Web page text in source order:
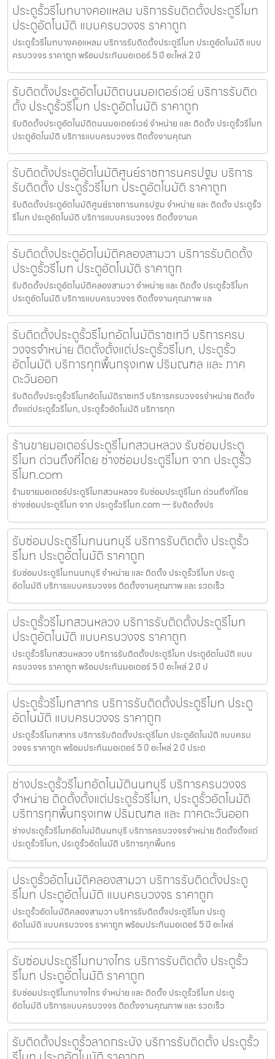
ประตูรั้วรีโมทบางคอแหลม บริการรับติดตั้งประตูรีโมท
ประตูอัตโนมัติ แบบครบวงจร ราคาถูก
ประตูรั้วรีโมทบางคอแหลม บริการรับติดตั้งประตูรีโมท ประตูอัตโนมัติ แบบ
ครบวงจร ราคาถูก พร้อมประกันมอเตอร์ 5 ปี อะไหล่ 2 ปี
รับติดตั้งประตูอัตโนมัติถนนมอเตอร์เวย์ บริการรับติด
ตั้ง ประตูรั้วรีโมท ประตูอัตโนมัติ ราคาถูก
รับติดตั้งประตูอัตโนมัติถนนมอเตอร์เวย์ จำหน่าย และ ติดตั้ง ประตูรั้วรีโมท
ประตูอัตโนมัติ บริการแบบครบวงจร ติดตั้งงานคุณภ
รับติดตั้งประตูอัตโนมัติศูนย์ราชการนครปฐม บริการ
รับติดตั้ง ประตูรั้วรีโมท ประตูอัตโนมัติ ราคาถูก
รับติดตั้งประตูอัตโนมัติศูนย์ราชการนครปฐม จำหน่าย และ ติดตั้ง ประตูรั้ว
รีโมท ประตูอัตโนมัติ บริการแบบครบวงจร ติดตั้งงานค
รับติดตั้งประตูอัตโนมัติคลองสามวา บริการรับติดตั้ง
ประตูรั้วรีโมท ประตูอัตโนมัติ ราคาถูก
รับติดตั้งประตูอัตโนมัติคลองสามวา จำหน่าย และ ติดตั้ง ประตูรั้วรีโมท
ประตูอัตโนมัติ บริการแบบครบวงจร ติดตั้งงานคุณภาพ แล
รับติดตั้งประตูรั้วรีโมทอัตโนมัติราชเทวี บริการครบ
วงจรจำหน่าย ติดตั้งตั้งแต่ประตูรั้วรีโมท, ประตูรั้ว
อัตโนมัติ บริการทุกพื้นกรุงเทพ ปริมณฑล และ ภาค
ตะวันออก
รับติดตั้งประตูรั้วรีโมทอัตโนมัติราชเทวี บริการครบวงจรจำหน่าย ติดตั้ง
ตั้งแต่ประตูรั้วรีโมท, ประตูรั้วอัตโนมัติ บริการทุก
ร้านขายมอเตอร์ประตูรีโมทสวนหลวง รับซ่อมประตู
รีโมท ด่วนถึงที่โดย ช่างซ่อมประตูรีโมท จาก ประตูรั้ว
รีโมท.com
ร้านขายมอเตอร์ประตูรีโมทสวนหลวง รับซ่อมประตูรีโมท ด่วนถึงที่โดย
ช่างซ่อมประตูรีโมท จาก ประตูรั้วรีโมท.com — รับติดตั้งปร
รับซ่อมประตูรีโมทนนทบุรี บริการรับติดตั้ง ประตูรั้ว
รีโมท ประตูอัตโนมัติ ราคาถูก
รับซ่อมประตูรีโมทนนทบุรี จำหน่าย และ ติดตั้ง ประตูรั้วรีโมท ประตู
อัตโนมัติ บริการแบบครบวงจร ติดตั้งงานคุณภาพ และ รวดเร็ว
ประตูรั้วรีโมทสวนหลวง บริการรับติดตั้งประตูรีโมท
ประตูอัตโนมัติ แบบครบวงจร ราคาถูก
ประตูรั้วรีโมทสวนหลวง บริการรับติดตั้งประตูรีโมท ประตูอัตโนมัติ แบบ
ครบวงจร ราคาถูก พร้อมประกันมอเตอร์ 5 ปี อะไหล่ 2 ปี ป
ประตูรั้วรีโมทสาทร บริการรับติดตั้งประตูรีโมท ประตู
อัตโนมัติ แบบครบวงจร ราคาถูก
ประตูรั้วรีโมทสาทร บริการรับติดตั้งประตูรีโมท ประตูอัตโนมัติ แบบครบ
วงจร ราคาถูก พร้อมประกันมอเตอร์ 5 ปี อะไหล่ 2 ปี ประต
ช่างประตูรั้วรีโมทอัตโนมัตินนทบุรี บริการครบวงจร
จำหน่าย ติดตั้งตั้งแต่ประตูรั้วรีโมท, ประตูรั้วอัตโนมัติ
บริการทุกพื้นกรุงเทพ ปริมณฑล และ ภาคตะวันออก
ช่างประตูรั้วรีโมทอัตโนมัตินนทบุรี บริการครบวงจรจำหน่าย ติดตั้งตั้งแต่
ประตูรั้วรีโมท, ประตูรั้วอัตโนมัติ บริการทุกพื้นกร
ประตูรั้วอัตโนมัติคลองสามวา บริการรับติดตั้งประตู
รีโมท ประตูอัตโนมัติ แบบครบวงจร ราคาถูก
ประตูรั้วอัตโนมัติคลองสามวา บริการรับติดตั้งประตูรีโมท ประตู
อัตโนมัติ แบบครบวงจร ราคาถูก พร้อมประกันมอเตอร์ 5 ปี อะไหล่
รับซ่อมประตูรีโมทบางไทร บริการรับติดตั้ง ประตูรั้ว
รีโมท ประตูอัตโนมัติ ราคาถูก
รับซ่อมประตูรีโมทบางไทร จำหน่าย และ ติดตั้ง ประตูรั้วรีโมท ประตู
อัตโนมัติ บริการแบบครบวงจร ติดตั้งงานคุณภาพ และ รวดเร็ว
รับติดตั้งประตูรั้วลาดกระบัง บริการรับติดตั้ง ประตูรั้ว